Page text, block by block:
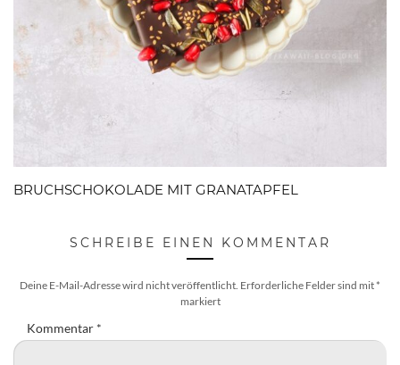
BRUCHSCHOKOLADE MIT GRANATAPFEL
SCHREIBE EINEN KOMMENTAR
Deine E-Mail-Adresse wird nicht veröffentlicht. Erforderliche Felder sind mit *
markiert
Kommentar *